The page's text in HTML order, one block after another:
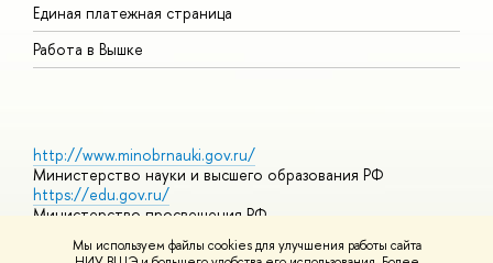
Мы используем файлы cookies для улучшения работы сайта
Единая платежная страница
Работа в Вышке
http://www.minobrnauki.gov.ru/
Министерство науки и высшего образования РФ
https://edu.gov.ru/
Министерство просвещения РФ
Массовые открытые онлайн-курсы